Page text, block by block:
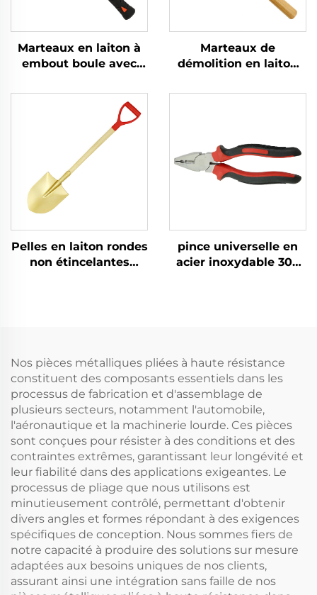
Marteaux en laiton à
embout boule avec
verre non étincelants,
pour utilisation dans
les environnements
inflammables et
explosifs
Marteaux de
démolition en laiton
en bois Non
environnements
inflammables et
explosifs
Pelles en laiton rondes
non étincelantes
pince universelle en
acier inoxydable 304
Nos pièces métalliques pliées à haute résistance
constituent des composants essentiels dans les
processus de fabrication et d'assemblage de
plusieurs secteurs, notamment l'automobile,
l'aéronautique et la machinerie lourde. Ces pièces
sont conçues pour résister à des conditions et des
contraintes extrêmes, garantissant leur longévité et
leur fiabilité dans des applications exigeantes. Le
processus de pliage que nous utilisons est
minutieusement contrôlé, permettant d'obtenir
divers angles et formes répondant à des exigences
spécifiques de conception. Nous sommes fiers de
notre capacité à produire des solutions sur mesure
adaptées aux besoins uniques de nos clients,
assurant ainsi une intégration sans faille de nos